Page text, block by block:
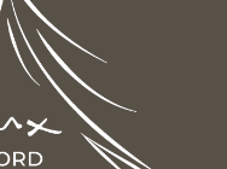
notamment
à l’utilisation des
veuillez
.